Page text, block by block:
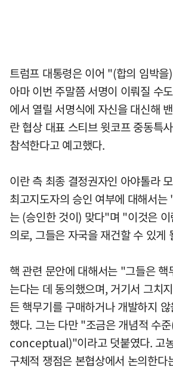
트럼프 대통령은 이어 "(합의 임박
아마 이번 주말쯤 서명이 이뤄질 수
에서 열릴 서명식에 자신을 대신해
란 협상 대표 스티브 윗코프 중동특
참석한다고 예고했다.
이란 측 최종 결정권자인 아야톨라
최고지도자의 승인 여부에 대해서
는 (승인한 것이) 맞다"며 "이것은
의로, 그들은 자국을 재건할 수 있게
핵 관련 문안에 대해서는 "그들은 핵
는다는 데 동의했으며, 거기서 그치
든 핵무기를 구매하거나 개발하지
했다. 그는 다만 "조금은 개념적 수
conceptual)"이라고 덧붙였다. 고
구체적 쟁점은 본협상에서 논의한다